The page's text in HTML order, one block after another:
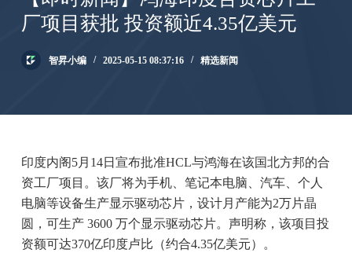
厂项目获批 投资额近4.35亿美元
智昇小编 2025-05-15 08:37:16 精选新闻
印度内阁5月14日宣布批准HCL与鸿海在该国北方邦的合
资工厂项目。该厂将为手机、笔记本电脑、汽车、个人
电脑等设备生产显示驱动芯片，设计月产能为2万片晶
圆，可生产 3600 万个显示驱动芯片。声明称，该项目投
资额可达370亿印度卢比（约合4.35亿美元）。